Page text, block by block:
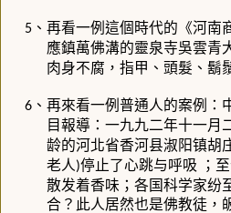
5 、再看一例這個時代的《河
應鎮萬佛溝的靈泉寺吳雲青
肉身不腐，指甲、頭髮、鬍
6 、再來看一例普通人的案例
目報導：一九九二年十一月
龄的河北省香河县淑阳镇胡
老人)停止了心跳与呼吸 ；
散发着香味；各国科学家纷
合？此人居然也是佛教徒，